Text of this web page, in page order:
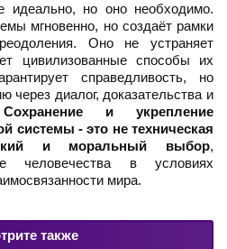
идеально, но оно необходимо.
мгновенно, но создаёт рамки
Оно не устраняет
цивилизованные способы их
справедливость, но
через диалог, доказательства и
Сохранение и укрепление
системы - это не техническая
и моральный выбор,
человечества в условиях
мира.
также